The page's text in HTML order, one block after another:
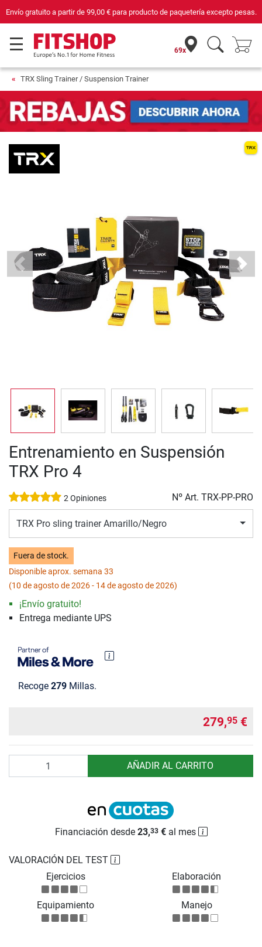
Compra con seguridad en Fitshop, comercio con sello de Confianza Online.
69x
TRX Sling Trainer / Suspension Trainer
Previous Next
Entrenamiento en Suspensión
TRX Pro 4
2 Opiniones Nº Art. TRX-PP-PRO
TRX Pro sling trainer Amarillo/Negro
Fuera de stock.
Disponible aprox. semana 33
(10 de agosto de 2026 - 14 de agosto de 2026)
¡Envío gratuito!
Entrega mediante UPS
Recoge 279 Millas.
279,95 €
AÑADIR AL CARRITO
VALORACIÓN DEL TEST
Ejercicios
Elaboración
Equipamiento Manejo
Financiación desde 23,33€al mes